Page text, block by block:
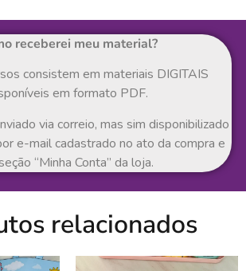
receberei meu material?
consistem em materiais DIGITAIS
em formato PDF.
via correio, mas sim disponibilizado
e-mail cadastrado no ato da compra e
“Minha Conta” da loja.
relacionados